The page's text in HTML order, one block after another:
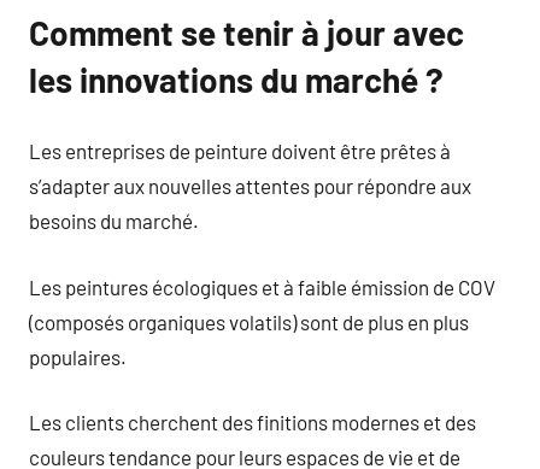
Comment se tenir à jour avec
les innovations du marché ?
Les entreprises de peinture doivent être prêtes à
s’adapter aux nouvelles attentes pour répondre aux
besoins du marché.
Les peintures écologiques et à faible émission de COV
(composés organiques volatils) sont de plus en plus
populaires.
Les clients cherchent des finitions modernes et des
couleurs tendance pour leurs espaces de vie et de